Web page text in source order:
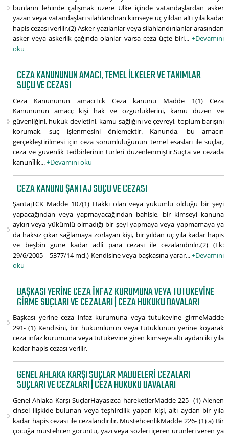
bunların lehinde çalışmak üzere Ülke içinde vatandaşlardan asker
yazan veya vatandaşları silahlandıran kimseye üç yıldan altı yıla kadar
hapis cezası verilir.(2) Asker yazılanlar veya silahlandırılanlar arasından
asker veya askerlik çağında olanlar varsa ceza üçte biri... +Devamını
oku
CEZA KANUNUNUN AMACI, TEMEL İLKELER VE TANIMLAR
SUÇU VE CEZASI
Ceza Kanununun amacıTck Ceza kanunu Madde 1(1) Ceza
Kanununun amacı; kişi hak ve özgürlüklerini, kamu düzen ve
güvenliğini, hukuk devletini, kamu sağlığını ve çevreyi, toplum barışını
korumak, suç işlenmesini önlemektir. Kanunda, bu amacın
gerçekleştirilmesi için ceza sorumluluğunun temel esasları ile suçlar,
ceza ve güvenlik tedbirlerinin türleri düzenlenmiştir.Suçta ve cezada
kanunîlik...+Devamını oku
CEZA KANUNU ŞANTAJ SUÇU VE CEZASI
ŞantajTCK Madde 107(1) Hakkı olan veya yükümlü olduğu bir şeyi
yapacağından veya yapmayacağından bahisle, bir kimseyi kanuna
aykırı veya yükümlü olmadığı bir şeyi yapmaya veya yapmamaya ya
da haksız çıkar sağlamaya zorlayan kişi, bir yıldan üç yıla kadar hapis
ve beşbin güne kadar adlî para cezası ile cezalandırılır.(2) (Ek:
29/6/2005 – 5377/14 md.) Kendisine veya başkasına yarar...+Devamını
oku
BAŞKASI YERINE CEZA INFAZ KURUMUNA VEYA TUTUKEVINE
GIRME SUÇLARI VE CEZALARI | CEZA HUKUKU DAVALARI
Başkası yerine ceza infaz kurumuna veya tutukevine girmeMadde
291- (1) Kendisini, bir hükümlünün veya tutuklunun yerine koyarak
ceza infaz kurumuna veya tutukevine giren kimseye altı aydan iki yıla
kadar hapis cezası verilir.
GENEL AHLAKA KARŞI SUÇLAR MADDELERI CEZALARI
SUÇLARI VE CEZALARI | CEZA HUKUKU DAVALARI
Genel Ahlaka Karşı SuçlarHayasızca hareketlerMadde 225- (1) Alenen
cinsel ilişkide bulunan veya teşhircilik yapan kişi, altı aydan bir yıla
kadar hapis cezası ile cezalandırılır. MüstehcenlikMadde 226- (1) a) Bir
çocuğa müstehcen görüntü, yazı veya sözleri içeren ürünleri veren ya